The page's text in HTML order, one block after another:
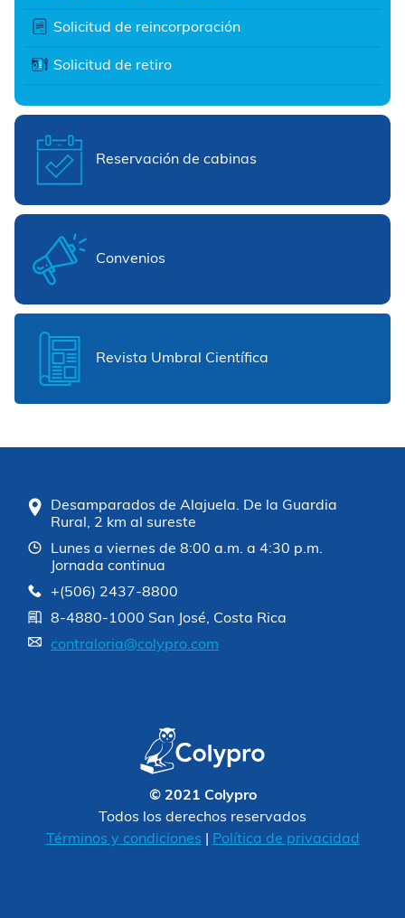
Solicitud de reincorporación
Solicitud de retiro
Reservación de cabinas
Convenios
Revista Umbral Científica
Desamparados de Alajuela. De la Guardia
Rural, 2 km al sureste
Lunes a viernes de 8:00 a.m. a 4:30 p.m.
Jornada continua
+(506) 2437-8800
8-4880-1000 San José, Costa Rica
contraloria@colypro.com
© 2021 Colypro
Todos los derechos reservados
Términos y condiciones
Política de privacidad